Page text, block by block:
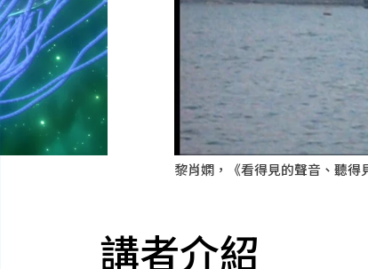
黎肖嫻，《看得見的聲音、聽
講者介紹